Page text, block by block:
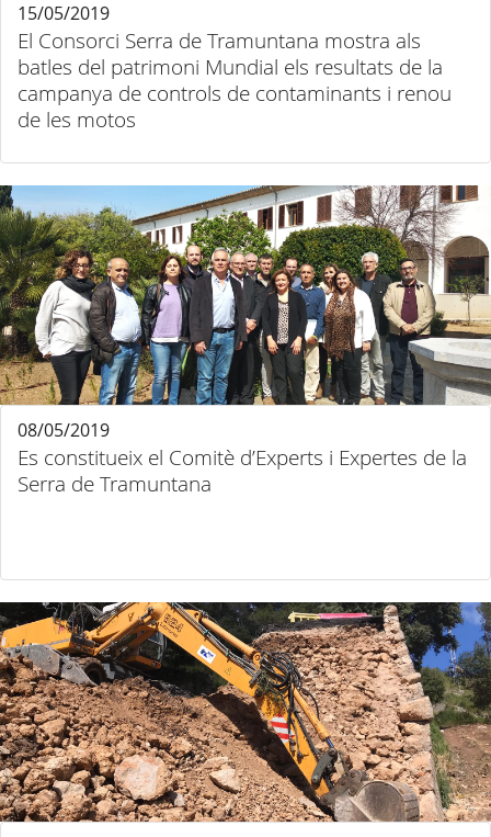
El Consorci Serra de Tramuntana mostra als
batles del patrimoni Mundial els resultats de la
campanya de controls de contaminants i renou
de les motos
15/05/2019
Es constitueix el Comitè d’Experts i Expertes de la
Serra de Tramuntana
08/05/2019